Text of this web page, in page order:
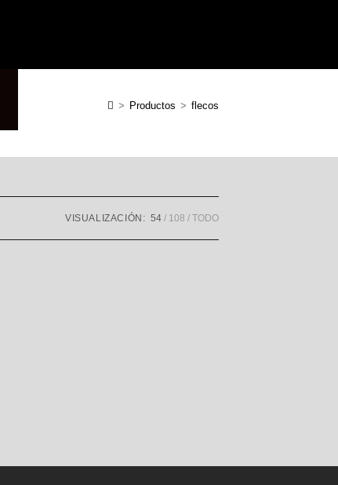
> Productos > flecos
VISUALIZACIÓN: 54 108 TODO